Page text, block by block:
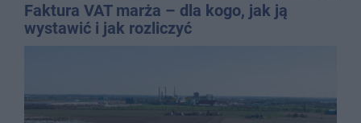
Faktura VAT marża – dla kogo, jak ją
wystawić i jak rozliczyć